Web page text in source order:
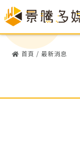
首頁 / 最新消息